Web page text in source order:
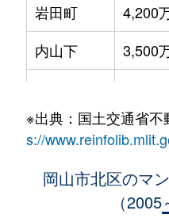
岩田町
4,200
内山下
3,500
駅元町
3,700
3,500
※出典：国土交通省不
s://
岡山市北区のマ
（